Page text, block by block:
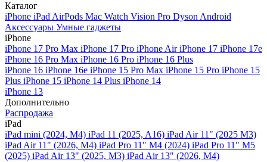
Каталог
iPhone iPad AirPods Mac Watch Vision Pro Dyson Android
Аксессуары Умные гаджеты
iPhone
iPhone 17 Pro Max iPhone 17 Pro iPhone AiriPhone 17 iPhone 17e
iPhone 16 Pro Max iPhone 16 Pro iPhone 16 Plus
iPhone 16 iPhone 16e iPhone 15 Pro Max iPhone 15 Pro iPhone 15
Plus iPhone 15 iPhone 14 Plus iPhone 14
iPhone 13
Дополнительно
Распродажа
iPad
iPad mini (2024, M4) iPad 11 (2025, A16) iPad Air 11" (2025 M3)
iPad Air 11" (2026, M4) iPad Pro 11" M4 (2024) iPad Pro 11" M5
(2025) iPad Air 13" (2025, M3) iPad Air 13" (2026, M4)